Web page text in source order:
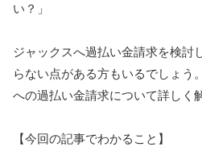
い？」
ジャックスへ過払い金請求を検討
らない点がある方もいるでしょう
への過払い金請求について詳しく
【今回の記事でわかること】